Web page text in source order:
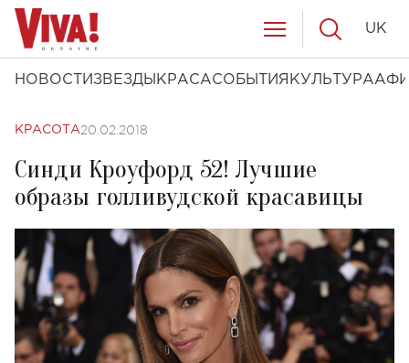
НОВОСТИ ЗВЕЗДЫ КРАСАСОБЫТИЯ КУЛЬТУРА
UK
КРАСОТА20.02.2018
Синди Кроуфорд 52! Лучшие
образы голливудской красавицы